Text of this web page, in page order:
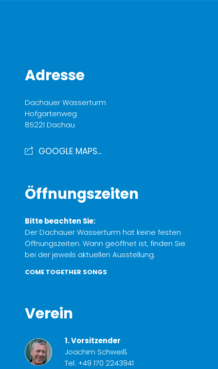
Adresse
Dachauer Wasserturm
Hofgartenweg
85221 Dachau
GOOGLE MAPS...
Öffnungszeiten
Bitte beachten Sie:
Der Dachauer Wasserturm hat keine festen
Öffnungszeiten. Wann geöffnet ist, finden Sie
bei der jeweils aktuellen Ausstellung.
COME TOGETHER SONGS
Verein
1. Vorsitzender
Joachim Schweiß
Tel: +49 170 2243941